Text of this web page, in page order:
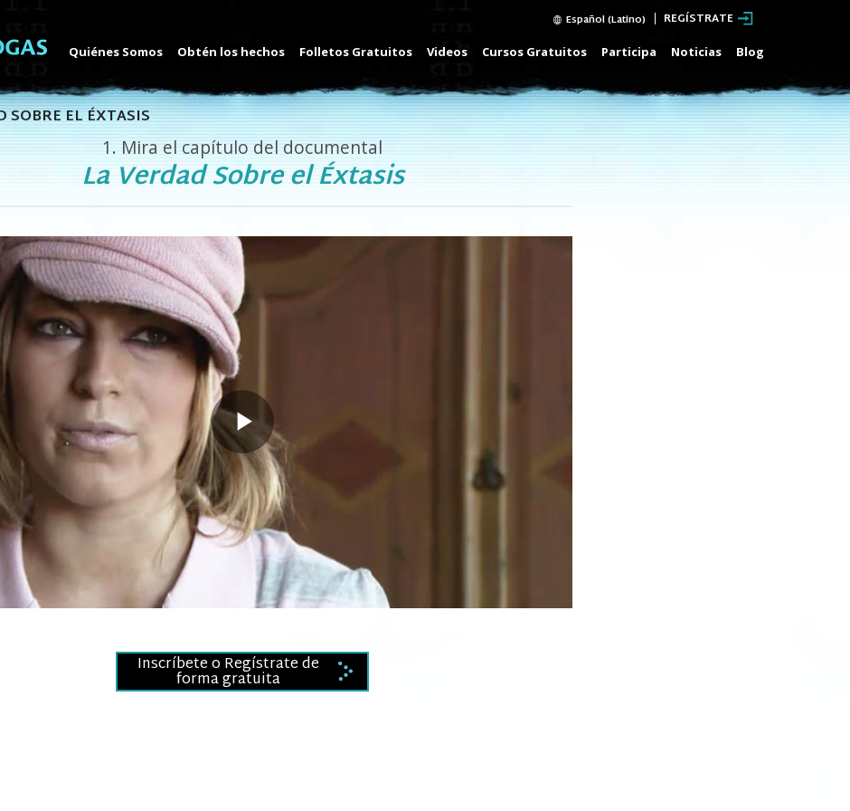
Español (Latino) REGÍSTRATE
Quiénes Somos Obtén los hechos Folletos Gratuitos Videos Cursos Gratuitos Participa Noticias Blog
SOBRE EL ÉXTASIS
1. Mira el capítulo del documental
La Verdad Sobre el Éxtasis
Play
Video
Inscríbete o Regístrate de
forma gratuita